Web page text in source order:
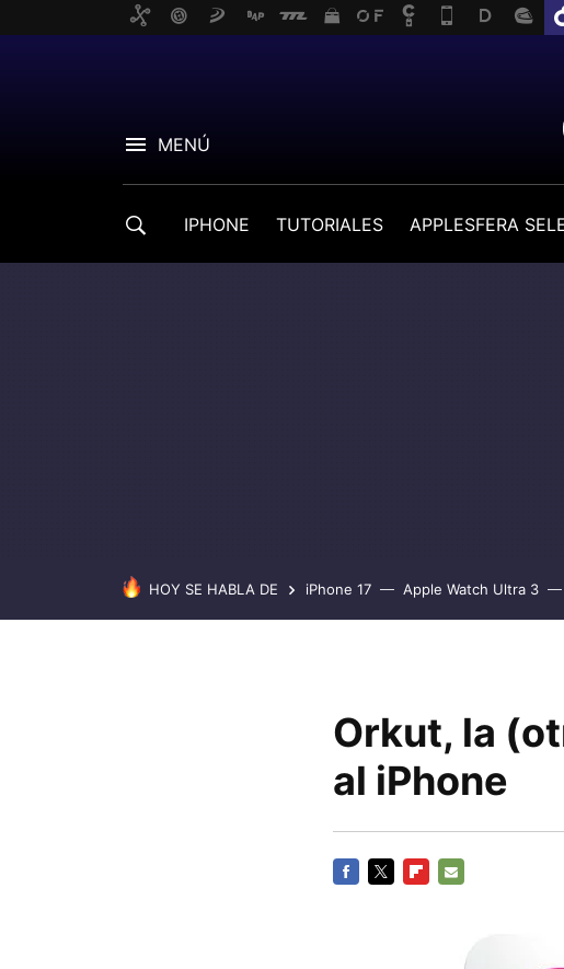
MENÚ
IPHONE TUTORIALES APPLESFERA
HOY SE HABLA DE iPhone 17 Apple Watch Ultra 3
Orkut, la
al iPhone